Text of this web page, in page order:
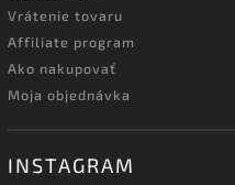
Vrátenie tovaru
Affiliate program
Ako nakupovať
Moja objednávka
INSTAGRAM